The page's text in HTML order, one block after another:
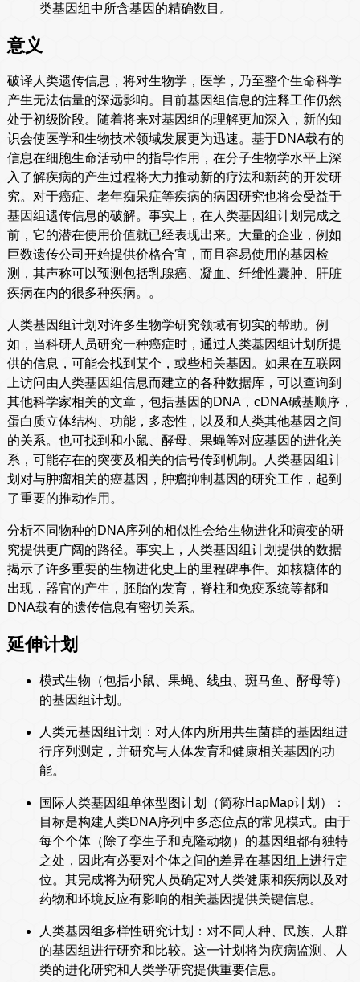
类基因组中所含基因的精确数目。
意义
破译人类遗传信息，将对生物学，医学，乃至整个生命科学
产生无法估量的深远影响。目前基因组信息的注释工作仍然
处于初级阶段。随着将来对基因组的理解更加深入，新的知
识会使医学和生物技术领域发展更为迅速。基于DNA载有的
信息在细胞生命活动中的指导作用，在分子生物学水平上深
入了解疾病的产生过程将大力推动新的疗法和新药的开发研
究。对于癌症、老年痴呆症等疾病的病因研究也将会受益于
基因组遗传信息的破解。事实上，在人类基因组计划完成之
前，它的潜在使用价值就已经表现出来。大量的企业，例如
巨数遗传公司开始提供价格合宜，而且容易使用的基因检
测，其声称可以预测包括乳腺癌、凝血、纤维性囊肿、肝脏
疾病在内的很多种疾病。。
人类基因组计划对许多生物学研究领域有切实的帮助。例
如，当科研人员研究一种癌症时，通过人类基因组计划所提
供的信息，可能会找到某个，或些相关基因。如果在互联网
上访问由人类基因组信息而建立的各种数据库，可以查询到
其他科学家相关的文章，包括基因的DNA，cDNA碱基顺序，
蛋白质立体结构、功能，多态性，以及和人类其他基因之间
的关系。也可找到和小鼠、酵母、果蝇等对应基因的进化关
系，可能存在的突变及相关的信号传到机制。人类基因组计
划对与肿瘤相关的癌基因，肿瘤抑制基因的研究工作，起到
了重要的推动作用。
分析不同物种的DNA序列的相似性会给生物进化和演变的研
究提供更广阔的路径。事实上，人类基因组计划提供的数据
揭示了许多重要的生物进化史上的里程碑事件。如核糖体的
出现，器官的产生，胚胎的发育，脊柱和免疫系统等都和
DNA载有的遗传信息有密切关系。
延伸计划
模式生物（包括小鼠、果蝇、线虫、斑马鱼、酵母等）
的基因组计划。
人类元基因组计划：对人体内所用共生菌群的基因组进
行序列测定，并研究与人体发育和健康相关基因的功
能。
国际人类基因组单体型图计划（简称HapMap计划）：
目标是构建人类DNA序列中多态位点的常见模式。由于
每个个体（除了孪生子和克隆动物）的基因组都有独特
之处，因此有必要对个体之间的差异在基因组上进行定
位。其完成将为研究人员确定对人类健康和疾病以及对
药物和环境反应有影响的相关基因提供关键信息。
人类基因组多样性研究计划：对不同人种、民族、人群
的基因组进行研究和比较。这一计划将为疾病监测、人
类的进化研究和人类学研究提供重要信息。